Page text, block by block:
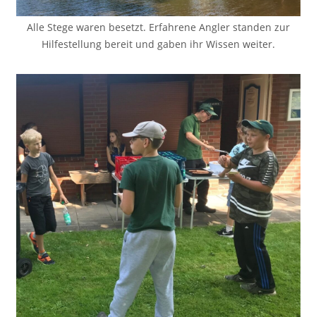
Alle Stege waren besetzt. Erfahrene Angler standen zur
Hilfestellung bereit und gaben ihr Wissen weiter.